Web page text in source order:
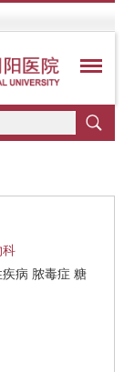
科